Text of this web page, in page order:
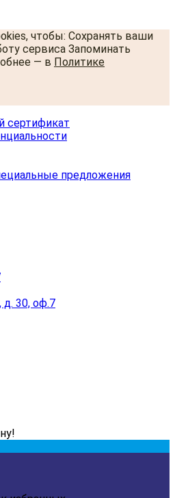
чтобы: Сохранять ваши
сервиса Запоминать
— в Политике
сертификат
предложения
д. 30, оф.7